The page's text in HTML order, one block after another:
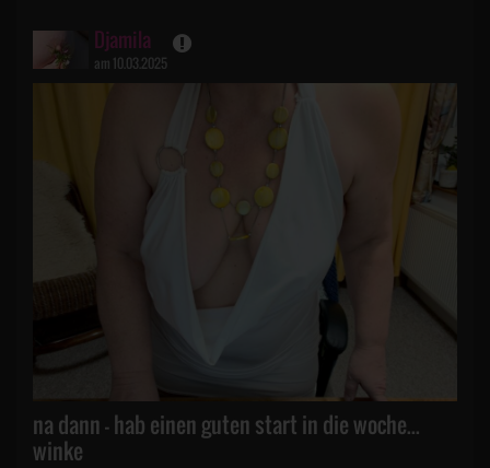
Djamila
am 10.03.2025
na dann - hab einen guten start in die woche...
winke